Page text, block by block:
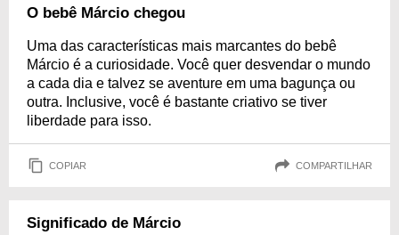
O bebê Márcio chegou
Uma das características mais marcantes do bebê
Márcio é a curiosidade. Você quer desvendar o mundo
a cada dia e talvez se aventure em uma bagunça ou
outra. Inclusive, você é bastante criativo se tiver
liberdade para isso.
COPIAR COMPARTILHAR
Significado de Márcio